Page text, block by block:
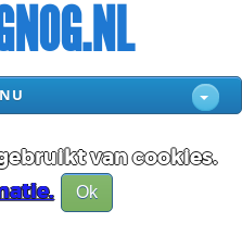
van cookies.
Ok